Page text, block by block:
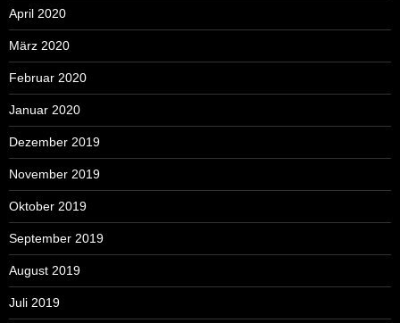
April 2020
März 2020
Februar 2020
Januar 2020
Dezember 2019
November 2019
Oktober 2019
September 2019
August 2019
Juli 2019